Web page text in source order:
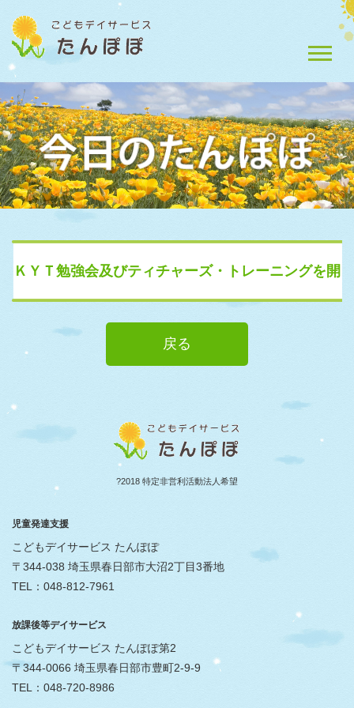
ＫＹＴ勉強会及びティチャーズ・トレーニングを開
催しました
戻る
?2018 特定非営利活動法人希望
児童発達支援
こどもデイサービス たんぽぽ
〒344-038 埼玉県春日部市大沼2丁目3番地
TEL：048-812-7961
放課後等デイサービス
こどもデイサービス たんぽぽ第2
〒344-0066 埼玉県春日部市豊町2-9-9
TEL：048-720-8986